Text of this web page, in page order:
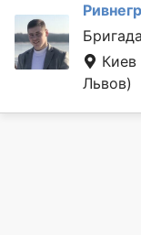
Бригада
Киев
Львов)